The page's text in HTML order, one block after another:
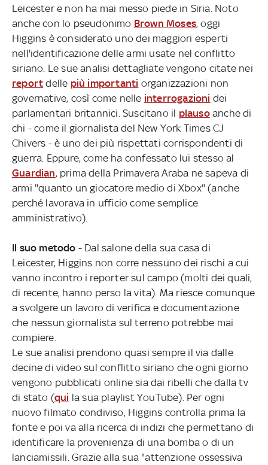
Leicester e non ha mai messo piede in Siria. Noto
anche con lo pseudonimo Brown Moses, oggi
Higgins è considerato uno dei maggiori esperti
nell'identificazione delle armi usate nel conflitto
siriano. Le sue analisi dettagliate vengono citate nei
report delle più importanti organizzazioni non
governative, così come nelle interrogazioni dei
parlamentari britannici. Suscitano il plausoanche di
chi - come il giornalista del New York Times CJ
Chivers - è uno dei più rispettati corrispondenti di
guerra. Eppure, come ha confessato lui stesso al
Guardian, prima della Primavera Araba ne sapeva di
armi "quanto un giocatore medio di Xbox" (anche
perché lavorava in ufficio come semplice
amministrativo).
Il suo metodo - Dal salone della sua casa di
Leicester, Higgins non corre nessuno dei rischi a cui
vanno incontro i reporter sul campo (molti dei quali,
di recente, hanno perso la vita). Ma riesce comunque
a svolgere un lavoro di verifica e documentazione
che nessun giornalista sul terreno potrebbe mai
compiere.
Le sue analisi prendono quasi sempre il via dalle
decine di video sul conflitto siriano che ogni giorno
vengono pubblicati online sia dai ribelli che dalla tv
di stato (qui la sua playlist YouTube). Per ogni
nuovo filmato condiviso, Higgins controlla prima la
fonte e poi va alla ricerca di indizi che permettano di
identificare la provenienza di una bomba o di un
lanciamissili. Grazie alla sua "attenzione ossessiva